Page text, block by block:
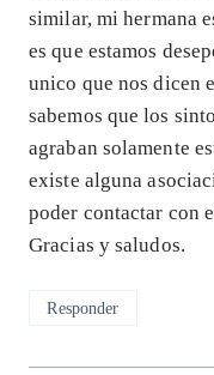
similar, mi hermana
es que estamos
unico que nos dicen
sabemos que los
agraban solamente
existe alguna
poder contactar con
Gracias y saludos.
Responder